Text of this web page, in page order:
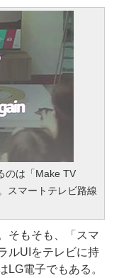
のは「Make TV
スマートテレビ路線
そもそも、「スマ
ルUIをテレビに持
LG電子でもある。